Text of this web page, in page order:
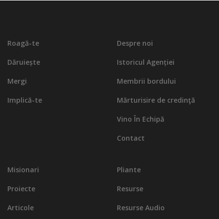
Roagă-te
Dăruiește
Mergi
Implică-te
Despre noi
Istoricul Agenției
Membrii bordului
Mărturisire de credinţă
Vino În Echipă
Contact
Misionari
Proiecte
Articole
Pliante
Resurse
Resurse Audio